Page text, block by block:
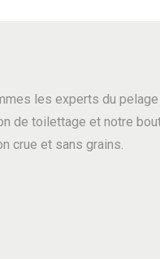
les experts du
de toilettage et notre
crue et sans grains.